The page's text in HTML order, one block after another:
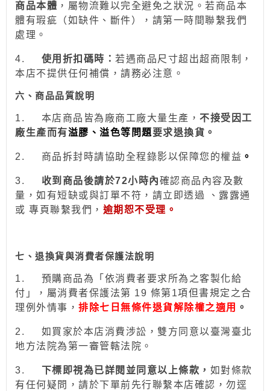
商品本體 ，屬物流難以完全避免之狀況。若商品本
體有瑕疵（如缺件、斷件），請第一時間聯繫我們
處理。
4. 使用折扣碼時： 若遇商品尺寸超出超商限制，
本店不提供任何補償，請務必注意。
六、商品品質說明
1. 本店商品皆為廠商工廠大量生產， 不接受因工
廠生產而有溢膠、溢色等問題要求退換貨。
2. 商品拆封時請協助全程錄影以保障您的權益 。
3. 收到商品後請於72小時內確認商品內容及數
量，如有短缺或與訂單不符，請立即透過
、露露通
或 專頁聯繫我們， 逾期恕不受理。
七、退換貨與消費者保護法說明
1.
預購商品為「依消費者要求所為之客製化給
付」，屬消費者保護法第 19 條第1項但書規定之合
理例外情事， 排除七日無條件退貨解除權之適用 。
2.
如買家於本店消費涉訟，雙方同意以臺灣臺北
地方法院為第一審管轄法院。
3. 下標即視為已詳閱並同意以上條款， 如對條款
有任何疑問，請於下單前先行聯繫本店確認，勿逕